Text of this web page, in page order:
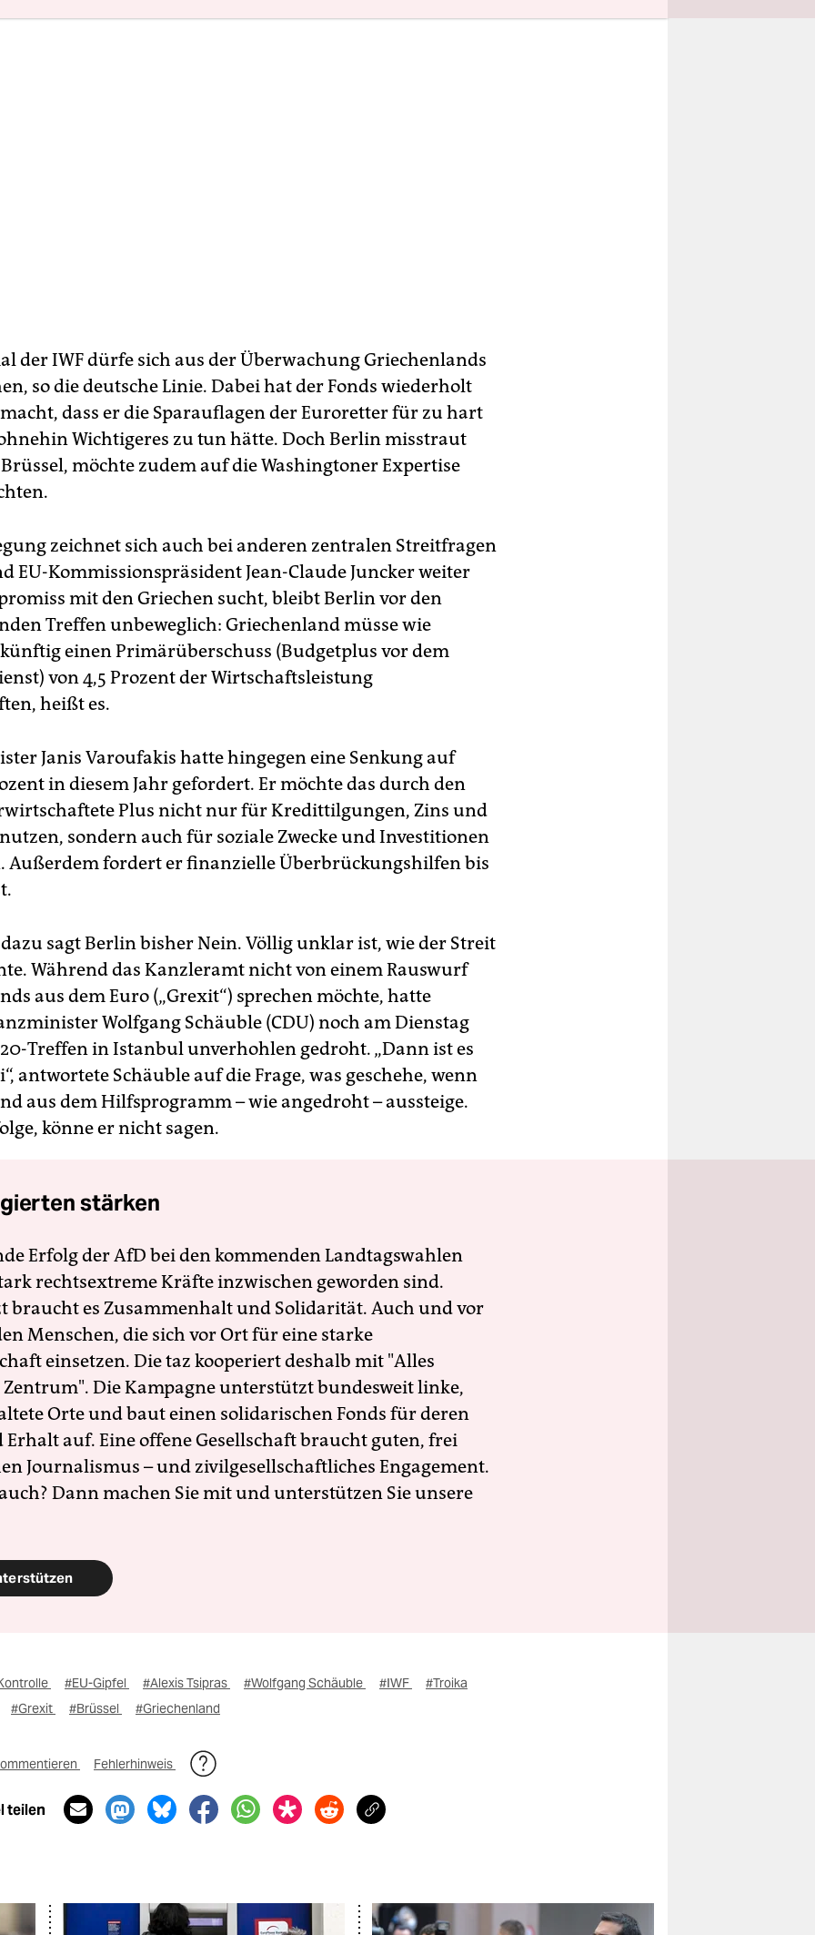
der IWF dürfe sich aus der Überwachung Griechenlands
so die deutsche Linie. Dabei hat der Fonds wiederholt
dass er die Sparauflagen der Euroretter für zu hart
Wichtigeres zu tun hätte. Doch Berlin misstraut
möchte zudem auf die Washingtoner Expertise
zeichnet sich auch bei anderen zentralen Streitfragen
EU-Kommissionspräsident Jean-Claude Juncker weiter
mit den Griechen sucht, bleibt Berlin vor den
Treffen unbeweglich: Griechenland müsse wie
einen Primärüberschuss (Budgetplus vor dem
von 4,5 Prozent der Wirtschaftsleistung
heißt es.
Janis Varoufakis hatte hingegen eine Senkung auf
in diesem Jahr gefordert. Er möchte das durch den
Plus nicht nur für Kredittilgungen, Zins und
sondern auch für soziale Zwecke und Investitionen
Außerdem fordert er finanzielle Überbrückungshilfen bis
sagt Berlin bisher Nein. Völlig unklar ist, wie der Streit
Während das Kanzleramt nicht von einem Rauswurf
aus dem Euro („Grexit“) sprechen möchte, hatte
Wolfgang Schäuble (CDU) noch am Dienstag
Treffen in Istanbul unverhohlen gedroht. „Dann ist es
antwortete Schäuble auf die Frage, was geschehe, wenn
aus dem Hilfsprogramm – wie angedroht – aussteige.
könne er nicht sagen.
stärken
Erfolg der AfD bei den kommenden Landtagswahlen
rechtsextreme Kräfte inzwischen geworden sind.
braucht es Zusammenhalt und Solidarität. Auch und vor
Menschen, die sich vor Ort für eine starke
einsetzen. Die taz kooperiert deshalb mit "Alles
Die Kampagne unterstützt bundesweit linke,
Orte und baut einen solidarischen Fonds für deren
Erhalt auf. Eine offene Gesellschaft braucht guten, frei
Journalismus – und zivilgesellschaftliches Engagement.
Dann machen Sie mit und unterstützen Sie unsere
#EU-Gipfel #Alexis Tsipras #Wolfgang Schäuble #IWF
#Troika
#Grexit #Brüssel #Griechenland
Fehlerhinweis
teilen